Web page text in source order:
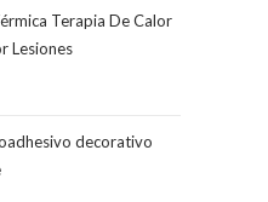
Terapia De Calor
Lesiones
decorativo